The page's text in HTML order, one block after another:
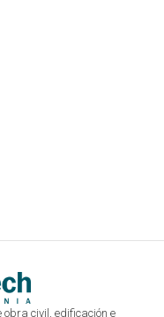
obra civil, edificación e